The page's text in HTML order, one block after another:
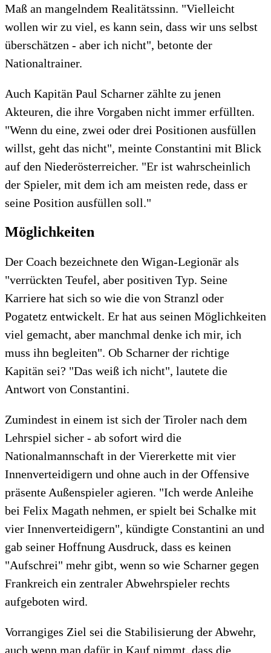
Maß an mangelndem Realitätssinn. "Vielleicht
wollen wir zu viel, es kann sein, dass wir uns selbst
überschätzen - aber ich nicht", betonte der
Nationaltrainer.
Auch Kapitän Paul Scharner zählte zu jenen
Akteuren, die ihre Vorgaben nicht immer erfüllten.
"Wenn du eine, zwei oder drei Positionen ausfüllen
willst, geht das nicht", meinte Constantini mit Blick
auf den Niederösterreicher. "Er ist wahrscheinlich
der Spieler, mit dem ich am meisten rede, dass er
seine Position ausfüllen soll."
Möglichkeiten
Der Coach bezeichnete den Wigan-Legionär als
"verrückten Teufel, aber positiven Typ. Seine
Karriere hat sich so wie die von Stranzl oder
Pogatetz entwickelt. Er hat aus seinen Möglichkeiten
viel gemacht, aber manchmal denke ich mir, ich
muss ihn begleiten". Ob Scharner der richtige
Kapitän sei? "Das weiß ich nicht", lautete die
Antwort von Constantini.
Zumindest in einem ist sich der Tiroler nach dem
Lehrspiel sicher - ab sofort wird die
Nationalmannschaft in der Viererkette mit vier
Innenverteidigern und ohne auch in der Offensive
präsente Außenspieler agieren. "Ich werde Anleihe
bei Felix Magath nehmen, er spielt bei Schalke mit
vier Innenverteidigern", kündigte Constantini an und
gab seiner Hoffnung Ausdruck, dass es keinen
"Aufschrei" mehr gibt, wenn so wie Scharner gegen
Frankreich ein zentraler Abwehrspieler rechts
aufgeboten wird.
Vorrangiges Ziel sei die Stabilisierung der Abwehr,
auch wenn man dafür in Kauf nimmt, dass die